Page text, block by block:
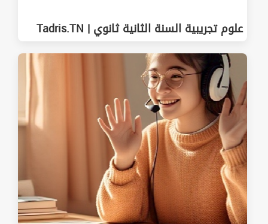
علوم تجريبية السنة الثانية ثانوي | Tadris.TN